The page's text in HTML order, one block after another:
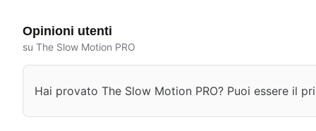
Opinioni utenti
su The Slow Motion PRO
Hai provato The Slow Motion PRO? Puoi essere il